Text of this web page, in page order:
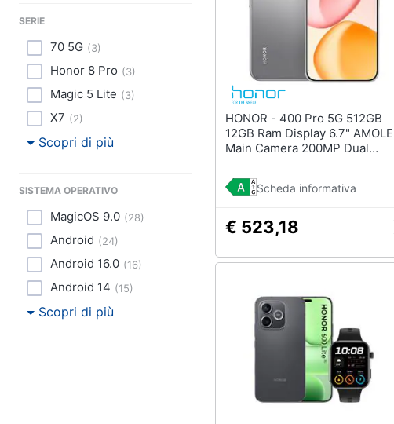
SERIE
70 5G (3)
Honor 8 Pro (3)
Magic 5 Lite (3)
X7 (2)
Scopri di più
SISTEMA OPERATIVO
MagicOS 9.0 (28)
Android (24)
Android 16.0 (16)
Android 14 (15)
Scopri di più
HONOR - 400 Pro 5G 512GB
12GB Ram Display 6.7"
Main Camera 200MP Dual
Snapdragon 8 Gen 3 5300mAh
Lunar GreyScheda informativa
€ 523,18